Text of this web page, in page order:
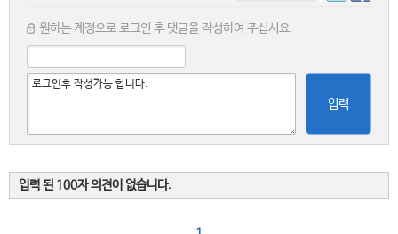
원하는 계정으로 로그인 후 댓글을 작성하여 주십시요.
입력
입력 된 100자 의견이 없습니다.